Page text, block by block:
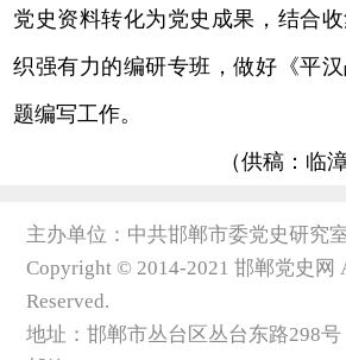
党史资料转化为党史成果，结合
织强有力的编研专班，做好《平
题编写工作。
（供稿：临
主办单位：中共邯郸市委党史研究
Copyright © 2014-2021 邯郸党史网
Reserved.
地址：邯郸市丛台区丛台东路298号